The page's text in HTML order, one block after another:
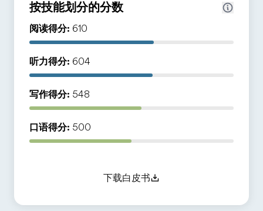
按技能划分的分数
阅读得分: 610
听力得分: 604
写作得分: 548
口语得分: 500
下载白皮书